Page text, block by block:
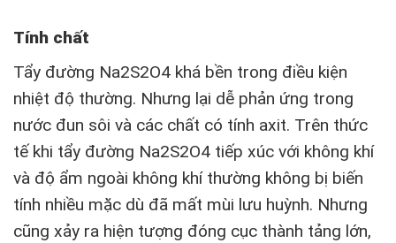
Tính chất
Tẩy đường Na2S2O4 khá bền trong điều kiện
nhiệt độ thường. Nhưng lại dễ phản ứng trong
nước đun sôi và các chất có tính axit. Trên thức
tế khi tẩy đường Na2S2O4 tiếp xúc với không khí
và độ ẩm ngoài không khí thường không bị biến
tính nhiều mặc dù đã mất mùi lưu huỳnh. Nhưng
cũng xảy ra hiện tượng đóng cục thành tảng lớn,